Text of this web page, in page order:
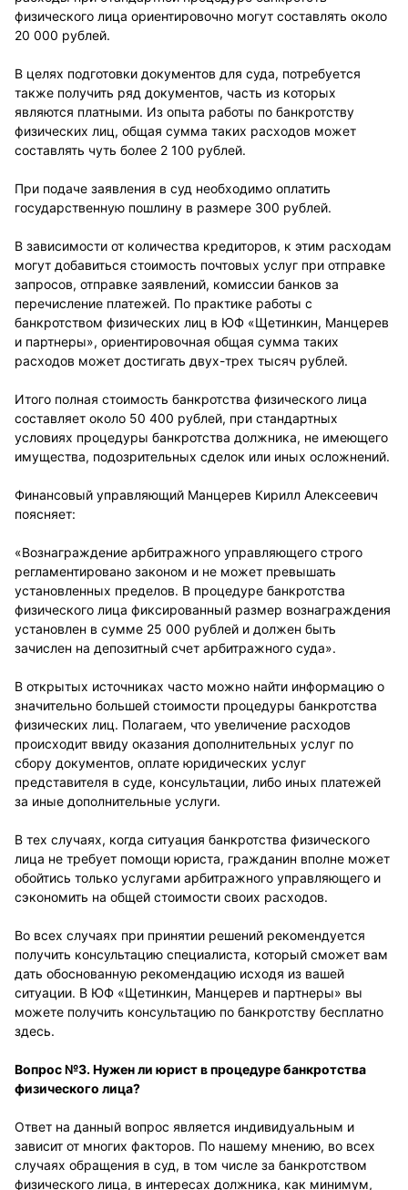
физического лица ориентировочно могут составлять около
20 000 рублей.
В целях подготовки документов для суда, потребуется
также получить ряд документов, часть из которых
являются платными. Из опыта работы по банкротству
физических лиц, общая сумма таких расходов может
составлять чуть более 2 100 рублей.
При подаче заявления в суд необходимо оплатить
государственную пошлину в размере 300 рублей.
В зависимости от количества кредиторов, к этим расходам
могут добавиться стоимость почтовых услуг при отправке
запросов, отправке заявлений, комиссии банков за
перечисление платежей. По практике работы с
банкротством физических лиц в ЮФ «Щетинкин, Манцерев
и партнеры», ориентировочная общая сумма таких
расходов может достигать двух-трех тысяч рублей.
Итого полная стоимость банкротства физического лица
составляет около 50 400 рублей, при стандартных
условиях процедуры банкротства должника, не имеющего
имущества, подозрительных сделок или иных осложнений.
Финансовый управляющий Манцерев Кирилл Алексеевич
поясняет:
«Вознаграждение арбитражного управляющего строго
регламентировано законом и не может превышать
установленных пределов. В процедуре банкротства
физического лица фиксированный размер вознаграждения
установлен в сумме 25 000 рублей и должен быть
зачислен на депозитный счет арбитражного суда».
В открытых источниках часто можно найти информацию о
значительно большей стоимости процедуры банкротства
физических лиц. Полагаем, что увеличение расходов
происходит ввиду оказания дополнительных услуг по
сбору документов, оплате юридических услуг
представителя в суде, консультации, либо иных платежей
за иные дополнительные услуги.
В тех случаях, когда ситуация банкротства физического
лица не требует помощи юриста, гражданин вполне может
обойтись только услугами арбитражного управляющего и
сэкономить на общей стоимости своих расходов.
Во всех случаях при принятии решений рекомендуется
получить консультацию специалиста, который сможет вам
дать обоснованную рекомендацию исходя из вашей
ситуации. В ЮФ «Щетинкин, Манцерев и партнеры» вы
можете получить консультацию по банкротству бесплатно
здесь.
Вопрос №3. Нужен ли юрист в процедуре банкротства
физического лица?
Ответ на данный вопрос является индивидуальным и
зависит от многих факторов. По нашему мнению, во всех
случаях обращения в суд, в том числе за банкротством
физического лица, в интересах должника, как минимум,